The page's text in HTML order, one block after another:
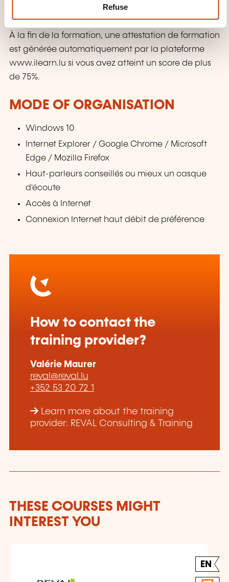
Refuse
À la fin de la formation, une attestation de formation
est générée automatiquement par la plateforme
www.ilearn.lu si vous avez atteint un score de plus
de 75%.
MODE OF ORGANISATION
Windows 10
Internet Explorer / Google Chrome / Microsoft
Edge / Mozilla Firefox
Haut-parleurs conseillés ou mieux un casque
d'écoute
Accès à Internet
Connexion Internet haut débit de préférence
How to contact the
training provider?
Valérie Maurer
reval@reval.lu
+352 53 20 72 1
Learn more about the training
provider: REVAL Consulting & Training
THESE COURSES MIGHT
INTEREST YOU
EN